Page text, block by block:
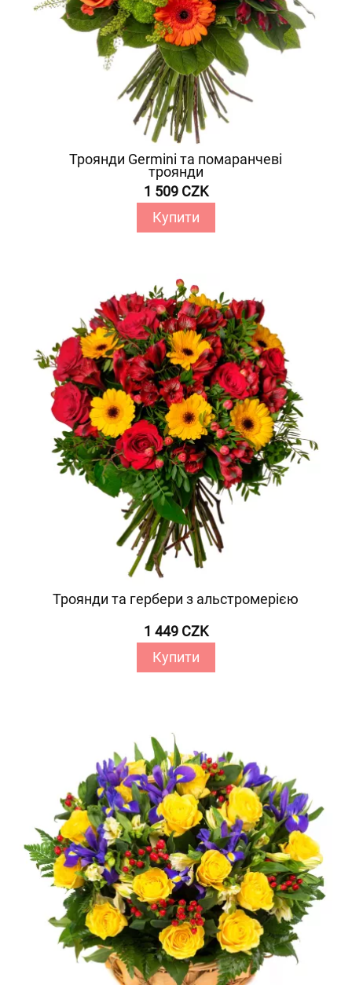
Троянди Germini та помаранчеві
троянди
1 509 CZK
Купити
Троянди та гербери з альстромерією
1 449 CZK
Купити